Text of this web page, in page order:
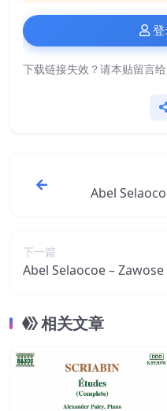
下载链接失效？请本贴留言
Abel
下一篇
Abel Selaocoe –
相关文章